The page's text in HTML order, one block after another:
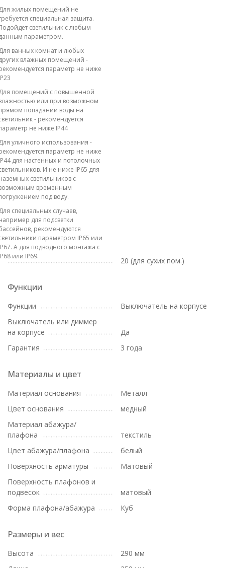
жилых помещений не
специальная защита.
светильник с любым
параметром.
ванных комнат и любых
влажных помещений -
параметр не ниже
помещений с повышенной
или при возможном
попадании воды на
- рекомендуется
не ниже IP44
уличного использования -
параметр не ниже
для настенных и потолочных
И не ниже IP65 для
светильников с
временным
под воду.
специальных случаев,
для подсветки
рекомендуются
параметром IP65 или
А для подводного монтажа с
или IP69.
20 (для сухих пом.)
Функции
Функции
Выключатель на корпусе
Выключатель или диммер
на корпусе
Да
Гарантия
3 года
Материалы и цвет
Материал основания
Металл
Цвет основания
медный
Материал абажура/
плафона
текстиль
Цвет абажура/плафона
белый
Поверхность арматуры
Матовый
Поверхность плафонов и
подвесок
матовый
Форма плафона/абажура
Куб
Размеры и вес
Высота
290 мм